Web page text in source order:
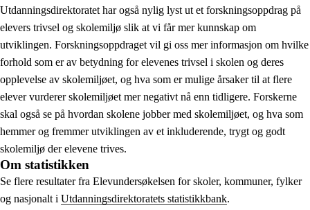
Utdanningsdirektoratet har også nylig lyst ut et forskningsoppdrag på
elevers trivsel og skolemiljø slik at vi får mer kunnskap om
utviklingen. Forskningsoppdraget vil gi oss mer informasjon om hvilke
forhold som er av betydning for elevenes trivsel i skolen og deres
opplevelse av skolemiljøet, og hva som er mulige årsaker til at flere
elever vurderer skolemiljøet mer negativt nå enn tidligere. Forskerne
skal også se på hvordan skolene jobber med skolemiljøet, og hva som
hemmer og fremmer utviklingen av et inkluderende, trygt og godt
skolemiljø der elevene trives.
Om statistikken
Se flere resultater fra Elevundersøkelsen for skoler, kommuner, fylker
og nasjonalt i Utdanningsdirektoratets statistikkbank.